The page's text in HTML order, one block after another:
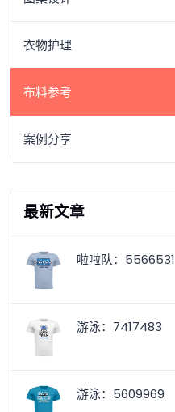
衣物护理
布料参考
案例分享
最新文章
啦啦队：5566531
游泳：7417483
游泳：5609969